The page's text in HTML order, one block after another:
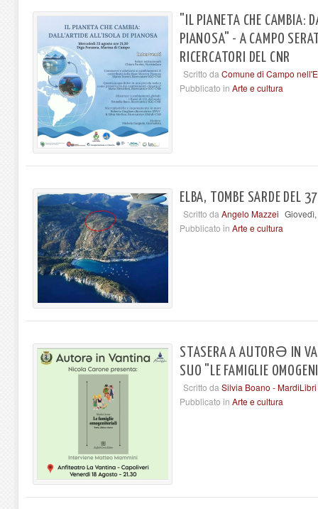
"IL PIANETA CHE CAMBIA:
PIANOSA" - A CAMPO
RICERCATORI DEL CNR
Scritto da Comune di Campo
Pubblicato in Arte e cultura
ELBA, TOMBE SARDE DEL
Scritto da Angelo Mazzei
Pubblicato in Arte e cultura
STASERA A AUTORƏ IN
SUO "LE FAMIGLIE
Scritto da Silvia Boano - MardiLibri
Pubblicato in Arte e cultura